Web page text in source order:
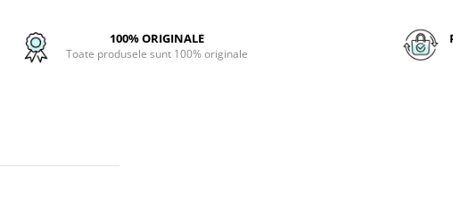
100% ORIGINALE
Toate produsele sunt 100% originale